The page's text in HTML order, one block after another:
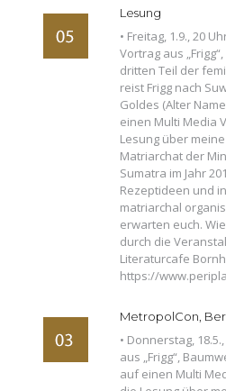
Lesung
• Freitag, 1.9., 20
Vortrag aus
dritten Teil der
reist Frigg nach
Goldes (Alter
einen Multi Media
Lesung über
Matriarchat der
Sumatra im Jahr
Rezeptideen und
matriarchal
erwarten euch.
durch die
Literaturcafe
https://
MetropolCon,
• Donnerstag,
aus „Frigg“,
auf einen Multi